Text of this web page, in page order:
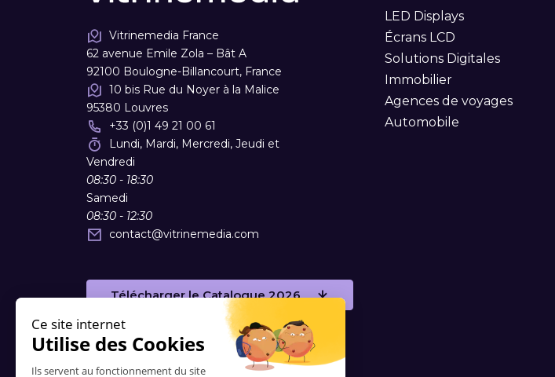
Vitrinemedia France
62 avenue Emile Zola – Bât A
92100 Boulogne-Billancourt, France
10 bis Rue du Noyer à la Malice
95380 Louvres
+33 (0)1 49 21 00 61
Lundi, Mardi, Mercredi, Jeudi et
Vendredi
08:30 - 18:30
Samedi
08:30 - 12:30
contact@vitrinemedia.com
Télécharger le Catalogue 2026
LED Displays
Écrans LCD
Solutions Digitales
Immobilier
Agences de voyages
Automobile